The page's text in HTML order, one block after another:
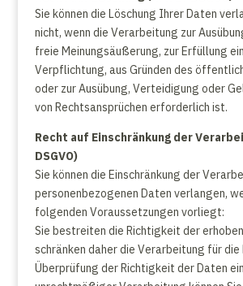
Sie können die Löschung Ihrer Daten
nicht, wenn die Verarbeitung zur
freie Meinungsäußerung, zur Erfüllung
Verpflichtung, aus Gründen des
oder zur Ausübung, Verteidigung oder
von Rechtsansprüchen erforderlich ist.
Recht auf Einschränkung der
DSGVO)
Sie können die Einschränkung der
personenbezogenen Daten verlangen,
folgenden Voraussetzungen vorliegt:
Sie bestreiten die Richtigkeit der
schränken daher die Verarbeitung für die
Überprüfung der Richtigkeit der Daten